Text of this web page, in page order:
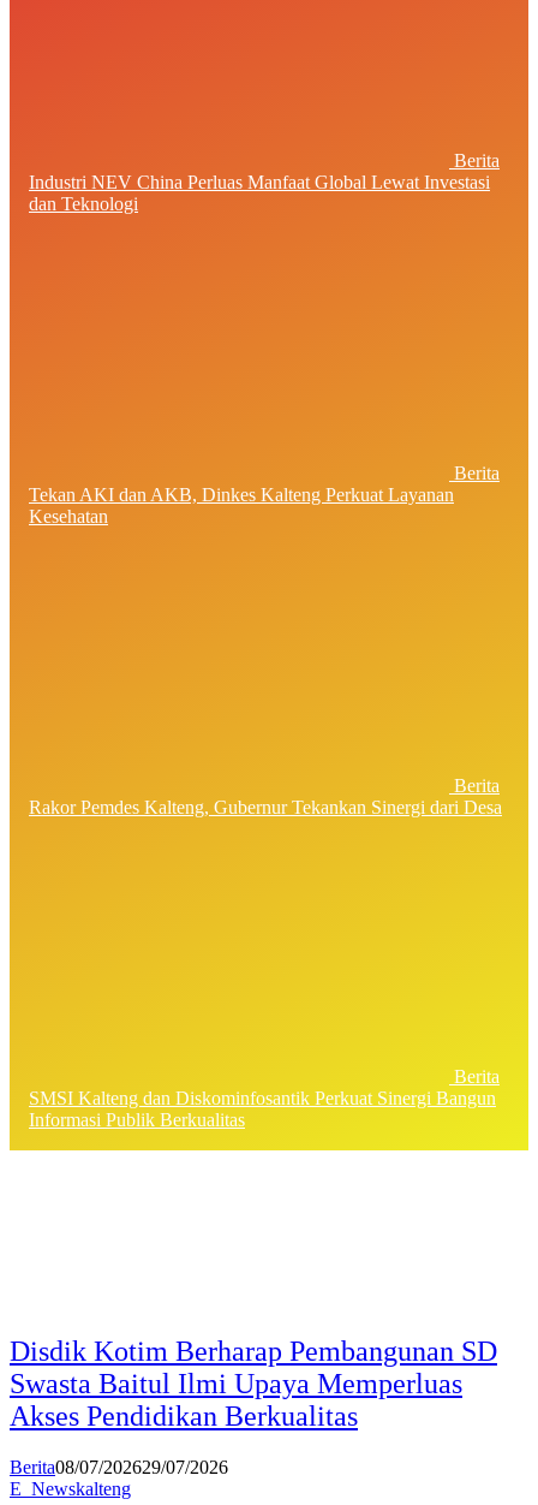
Berita
Industri NEV China Perluas Manfaat Global Lewat Investasi
dan Teknologi
Berita
Tekan AKI dan AKB, Dinkes Kalteng Perkuat Layanan
Kesehatan
Berita
Rakor Pemdes Kalteng, Gubernur Tekankan Sinergi dari Desa
Berita
SMSI Kalteng dan Diskominfosantik Perkuat Sinergi Bangun
Informasi Publik Berkualitas
Disdik Kotim Berharap Pembangunan SD
Swasta Baitul Ilmi Upaya Memperluas
Akses Pendidikan Berkualitas
Berita08/07/202629/07/2026
E_Newskalteng